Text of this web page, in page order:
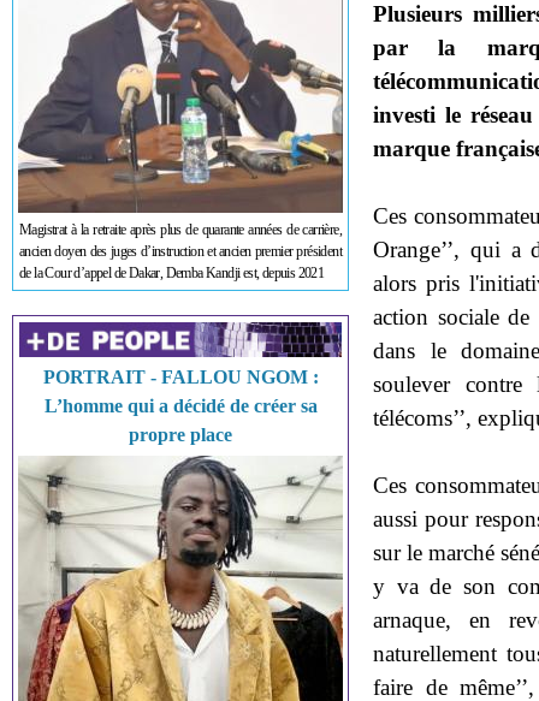
Magistrat à la retraite après plus de quarante années de carrière,
ancien doyen des juges d’instruction et ancien premier président
de la Cour d’appel de Dakar, Demba Kandji est, depuis 2021
PORTRAIT - FALLOU NGOM :
L’homme qui a décidé de créer sa
propre place
Plusieurs
par la
investi le
marque
Ces
Orange’’, qui a
alors pris
action sociale de
dans le
soulever contre
télécoms’’,
Ces
aussi pour
sur le marché
y va de son
arnaque, en
naturellement
faire de